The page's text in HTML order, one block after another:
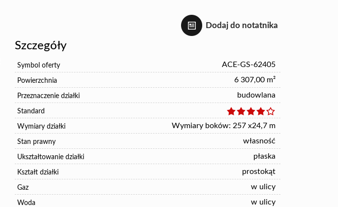
Dodaj do notatnika
Szczegóły
Symbol oferty ACE-GS-62405
Powierzchnia 6 307,00 m²
Przeznaczenie działki budowlana
Standard
Wymiary działki Wymiary boków: 257 x24,7 m
Stan prawny własność
Ukształtowanie działki płaska
Kształt działki prostokąt
Gaz w ulicy
Woda w ulicy